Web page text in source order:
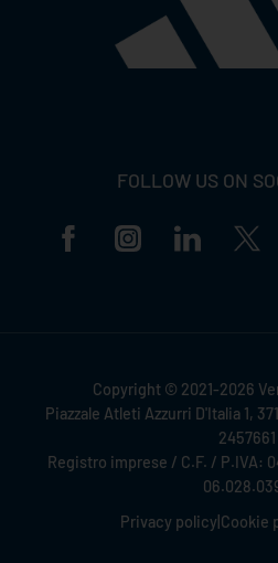
FOLLOW US ON
Copyright © 2021-2026
Piazzale Atleti Azzurri D'Italia 1,
2457661
Registro imprese / C.F. / P.IVA:
Privacy policy Cookie